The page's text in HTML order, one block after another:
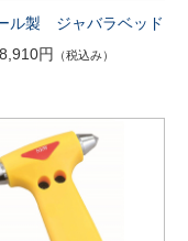
ル製 ジャバラベッド
8,910円
（税込み）